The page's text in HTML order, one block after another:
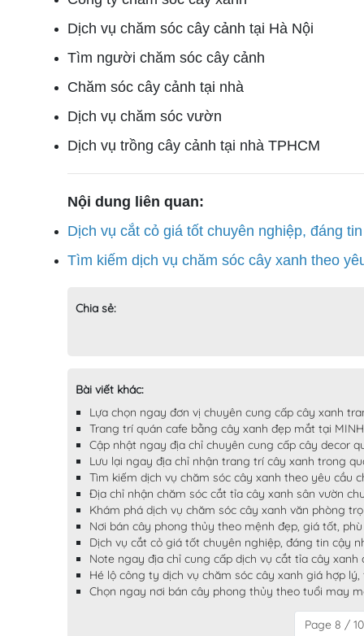
Dịch vụ chăm sóc cây cảnh tại Hà Nội
Tìm người chăm sóc cây cảnh
Chăm sóc cây cảnh tại nhà
Dịch vụ chăm sóc vườn
Dịch vụ trồng cây cảnh tại nhà TPHCM
Nội dung liên quan:
Dịch vụ cắt cỏ giá tốt chuyên nghiệp, đáng
Tìm kiếm dịch vụ chăm sóc cây xanh theo
Chia sẻ:
Bài viết khác:
Lựa chọn ngay đơn vị chuyên cung cấp cây xanh
Trang trí quán cafe bằng cây xanh đẹp mắt tại
Cập nhật ngay địa chỉ chuyên cung cấp cây decor
Lưu lại ngay địa chỉ nhận trang trí cây xanh trong
Tìm kiếm dịch vụ chăm sóc cây xanh theo yêu cầu
Địa chỉ nhận chăm sóc cắt tỉa cây xanh sân vườn
Khám phá dịch vụ chăm sóc cây xanh văn phòng
Nơi bán cây phong thủy theo mệnh đẹp, giá tốt,
Dịch vụ cắt cỏ giá tốt chuyên nghiệp, đáng tin cậy
Note ngay địa chỉ cung cấp dịch vụ cắt tỉa cây
Hé lộ công ty dịch vụ chăm sóc cây xanh giá hợp
Chọn ngay nơi bán cây phong thủy theo tuổi may
Page 8 / 10